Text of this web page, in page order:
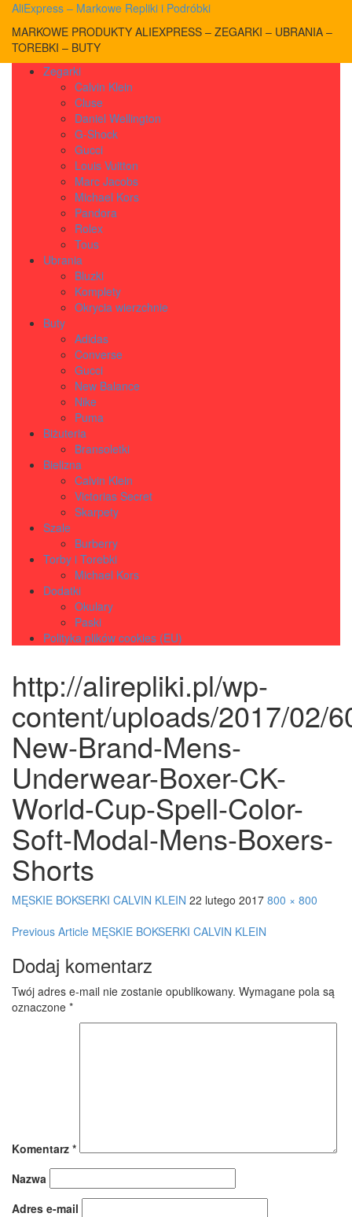
AliExpress – Markowe Repliki i Podróbki
MARKOWE PRODUKTY ALIEXPRESS – ZEGARKI – UBRANIA –
TOREBKI – BUTY
Zegarki
Calvin Klein
Cluse
Daniel Wellington
G-Shock
Gucci
Louis Vuitton
Marc Jacobs
Michael Kors
Pandora
Rolex
Tous
Ubrania
Bluzki
Komplety
Okrycia wierzchnie
Buty
Adidas
Converse
Gucci
New Balance
Nike
Puma
Biżuteria
Bransoletki
Bielizna
Calvin Klein
Victorias Secret
Skarpety
Szale
Burberry
Torby i Torebki
Michael Kors
Dodatki
Okulary
Paski
Polityka plików cookies (EU)
http://alirepliki.pl/wp-
content/uploads/2017/02/
New-Brand-Mens-
Underwear-Boxer-CK-
World-Cup-Spell-Color-
Soft-Modal-Mens-Boxers-
Shorts
MĘSKIE BOKSERKI CALVIN KLEIN 22 lutego 2017 800 × 800
Post
navigation
Previous Article MĘSKIE BOKSERKI CALVIN KLEIN
Dodaj komentarz
Twój adres e-mail nie zostanie opublikowany. Wymagane pola są
oznaczone *
Komentarz *
Nazwa
Adres e-mail